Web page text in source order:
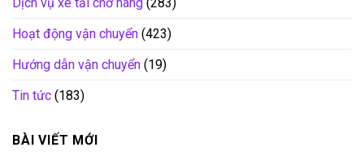
Hoạt động vận chuyển (423)
Hướng dẫn vận chuyển (19)
Tin tức (183)
BÀI VIẾT MỚI